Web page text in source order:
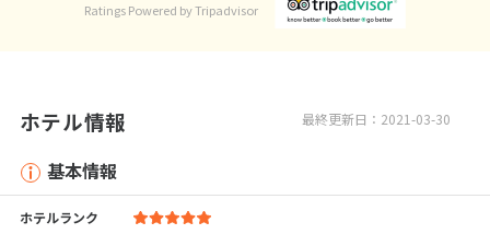
Ratings Powered by Tripadvisor
最終更新日：2021-03-30
ホテル情報
基本情報
ホテルランク